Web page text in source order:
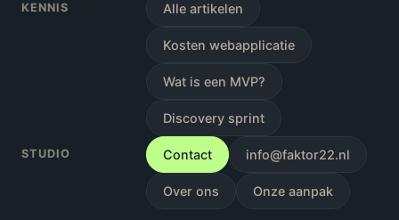
KENNIS Alle artikelen
Kosten webapplicatie
Wat is een MVP?
Discovery sprint
STUDIO Contact info@faktor22.nl
Over ons Onze aanpak